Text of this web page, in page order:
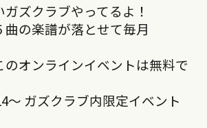
ズクラブやってるよ！
曲の楽譜が落とせて毎月
のオンラインイベントは無料で
～ ガズクラブ内限定イベント